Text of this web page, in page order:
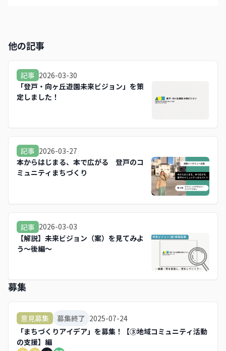
他の記事
記事 2026-03-30
「登戸・向ヶ丘遊園未来ビジョン」を策
定しました！
記事 2026-03-27
本からはじまる、本で広がる 登戸のコ
ミュニティまちづくり
記事 2026-03-03
【解説】未来ビジョン（案）を見てみよ
う～後編～
募集
意見募集 募集終了 2025-07-24
「まちづくりアイデア」を募集！【③地域コミュニティ活動
の支援】編